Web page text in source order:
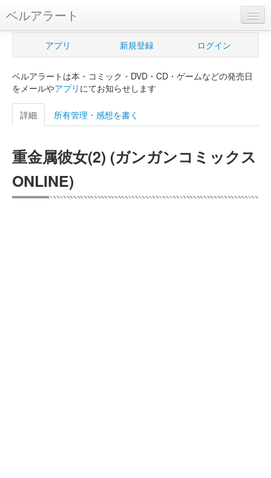
ベルアラート
ベルアラートとは
新規登録
ログイン
購入管理
Myシェルフ
アプリ 新規登録 ログイン
ベルアラートは本・コミック・DVD・CD・ゲームなどの発売日
をメールやアプリ にてお知らせします
詳細 所有管理・感想を書く
重金属彼女(2) (ガンガンコミックス
ONLINE)